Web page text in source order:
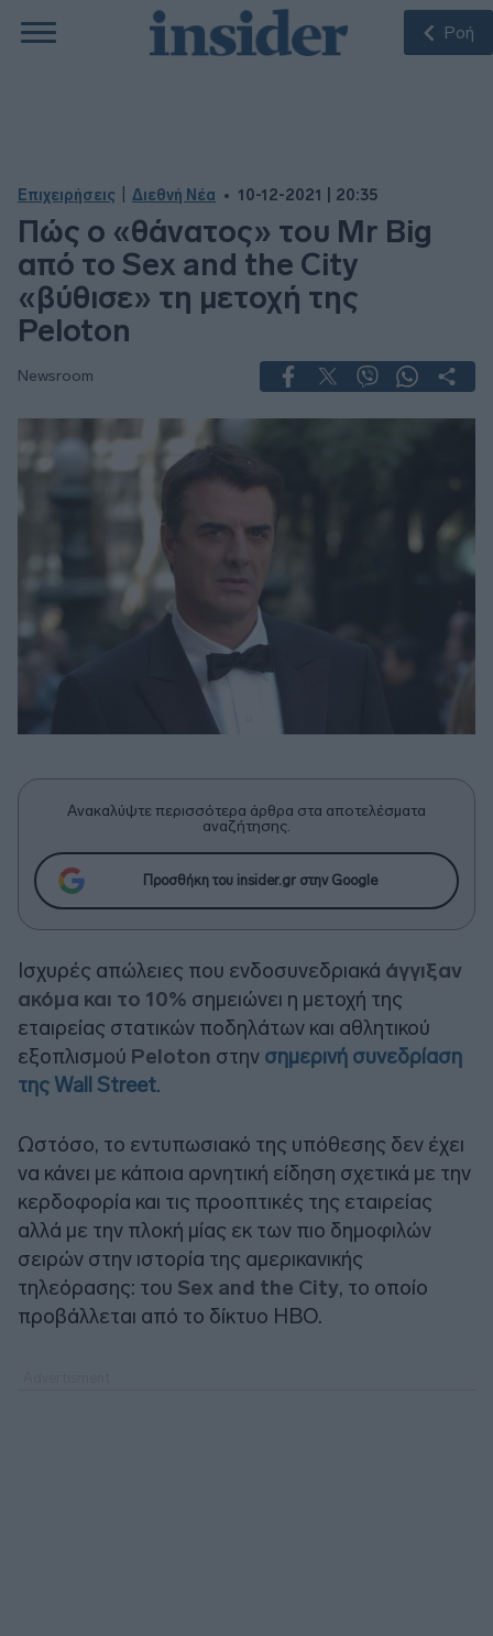
Ροή
Επιχειρήσεις Διεθνή Νέα 10-12-2021 | 20:35
Πώς ο «θάνατος» του Mr Big
από το Sex and the City
«βύθισε» τη μετοχή της
Peloton
Newsroom
Ανακαλύψτε περισσότερα άρθρα στα αποτελέσματα
αναζήτησης.
Προσθήκη του insider.gr στην Google
Ισχυρές απώλειες που ενδοσυνεδριακά άγγιξαν
ακόμα και το 10% σημειώνει η μετοχή της
εταιρείας στατικών ποδηλάτων και αθλητικού
εξοπλισμού Peloton στην σημερινή συνεδρίαση
της Wall Street.
Ωστόσο, το εντυπωσιακό της υπόθεσης δεν έχει
να κάνει με κάποια αρνητική είδηση σχετικά με την
κερδοφορία και τις προοπτικές της εταιρείας
αλλά με την πλοκή μίας εκ των πιο δημοφιλών
σειρών στην ιστορία της αμερικανικής
τηλεόρασης: του Sex and the City, το οποίο
προβάλλεται από το δίκτυο HBO.